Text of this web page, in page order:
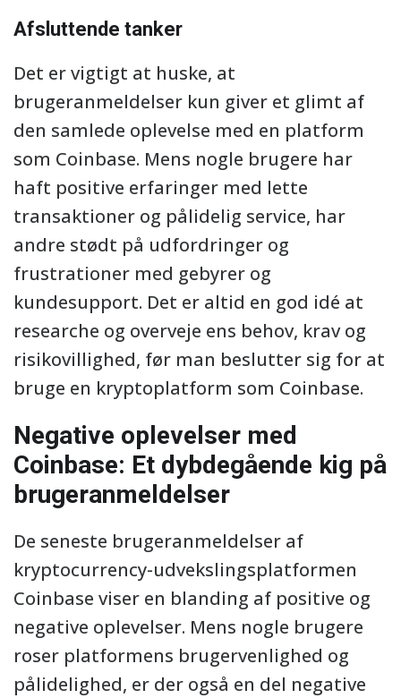
Afsluttende tanker
Det er vigtigt at huske, at
brugeranmeldelser kun giver et glimt af
den samlede oplevelse med en platform
som Coinbase. Mens nogle brugere har
haft positive erfaringer med lette
transaktioner og pålidelig service, har
andre stødt på udfordringer og
frustrationer med gebyrer og
kundesupport. Det er altid en god idé at
researche og overveje ens behov, krav og
risikovillighed, før man beslutter sig for at
bruge en kryptoplatform som Coinbase.
Negative oplevelser med
Coinbase: Et dybdegående kig på
brugeranmeldelser
De seneste brugeranmeldelser af
kryptocurrency-udvekslingsplatformen
Coinbase viser en blanding af positive og
negative oplevelser. Mens nogle brugere
roser platformens brugervenlighed og
pålidelighed, er der også en del negative